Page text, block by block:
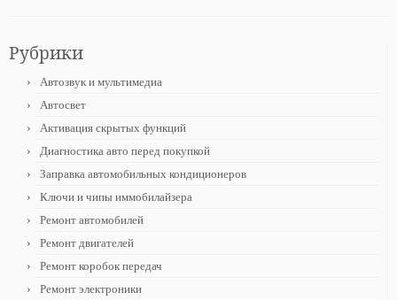
Рубрики
Автозвук и мультимедиа
Автосвет
Активация скрытых функций
Диагностика авто перед покупкой
Заправка автомобильных кондиционеров
Ключи и чипы иммобилайзера
Ремонт автомобилей
Ремонт двигателей
Ремонт коробок передач
Ремонт электроники